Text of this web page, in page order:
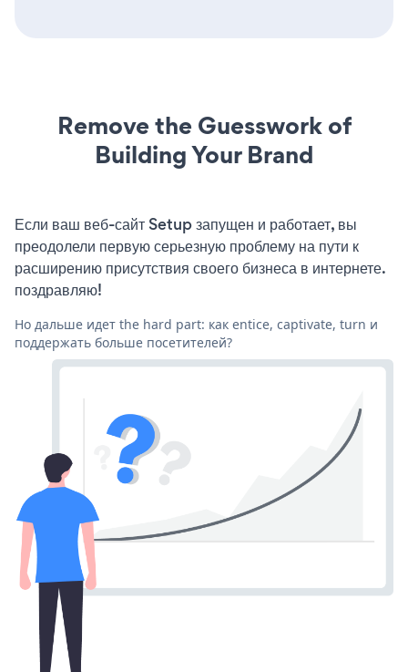
Remove the Guesswork of
Building Your Brand
Если ваш веб-сайт Setup запущен и работает, вы
преодолели первую серьезную проблему на пути к
расширению присутствия своего бизнеса в интернете.
поздравляю!
Но дальше идет the hard part: как entice, captivate, turn и
поддержать больше посетителей?